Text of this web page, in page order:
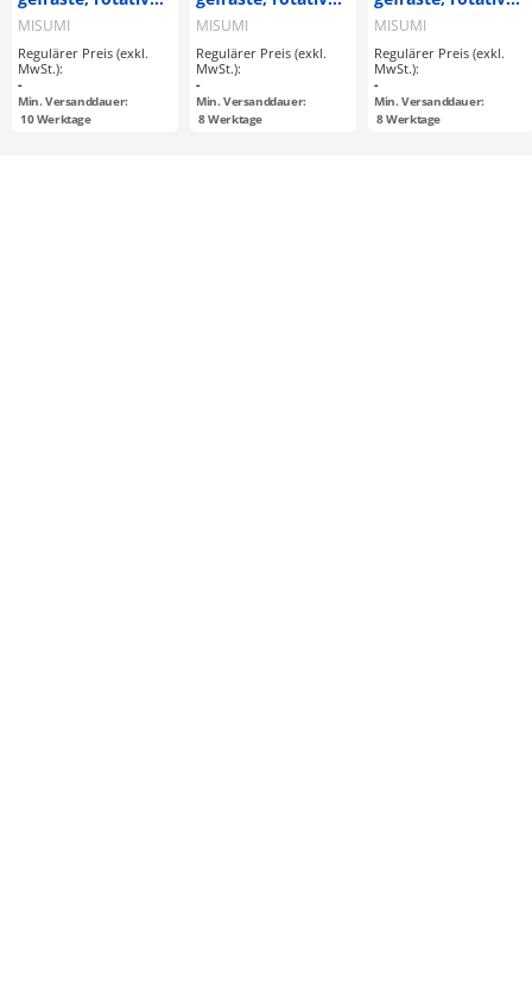
geschliffene
Oberfläche / A
konfigurierbar /
EN 1.0038 Equiv.
MISUMI
Regulärer Preis (exkl.
MwSt.):
-
Min. Versanddauer:
10Werktage
geschliffene,
flachgeschliffene
Oberfläche /
AxBxT
konfigurierbar /
EN 1.4305 Equiv.
MISUMI
Regulärer Preis (exkl.
MwSt.):
-
Min. Versanddauer:
8Werktage
geschliffene,
flachgeschliffene
Oberfläche /
AxBxT
konfigurierbar /
EN 1.0038 Equiv.
MISUMI
Regulärer Preis (exkl.
MwSt.):
-
Min. Versanddauer:
8Werktage